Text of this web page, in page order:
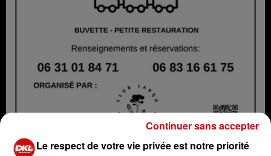
Le respect de votre vie privée est notre priorité
Continuer sans accepter